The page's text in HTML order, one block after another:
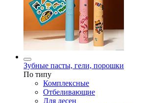
Зубные пасты, гели, порошки
По типу
Комплексные
Отбеливающие
Для десен